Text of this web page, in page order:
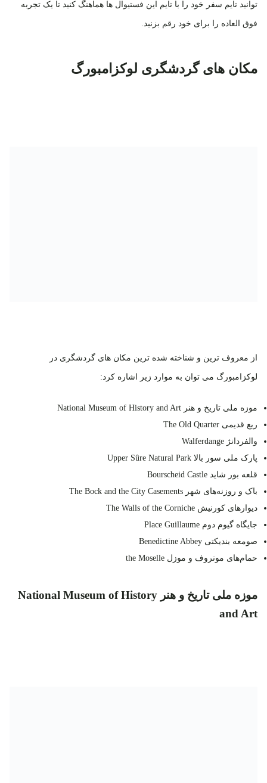
توانید تایم سفر خود را با تایم این فستیوال ها هماهنگ کنید تا یک تجربه
فوق العاده را برای خود رقم بزنید.
مکان های گردشگری لوکزامبورگ
از معروف ترین و شناخته شده ترین مکان های گردشگری در
لوکزامبورگ می توان به موارد زیر اشاره کرد:
موزه‌ ملی تاریخ و هنر National Museum of History and Art
ربع قدیمی The Old Quarter
والفردانژ Walferdange
پارک ملی سور بالا Upper Sûre Natural Park
قلعه‌ بور شاید Bourscheid Castle
باک و روزنه‌های شهر The Bock and the City Casements
دیوارهای کورنیش The Walls of the Corniche
جایگاه گیوم دوم Place Guillaume
صومعه‌ بندیکتی Benedictine Abbey
حمام‌های مونروف و موزل the Moselle
موزه‌ ملی تاریخ و هنر National Museum of History
and Art